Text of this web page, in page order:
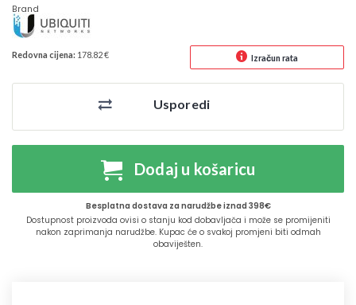
Brand
Redovna cijena: 178.82 € Izračun rata
Usporedi
Dodaj u košaricu
Besplatna dostava za narudžbe iznad 398€
Dostupnost proizvoda ovisi o stanju kod dobavljača i može se promijeniti
nakon zaprimanja narudžbe. Kupac će o svakoj promjeni biti odmah
obaviješten.